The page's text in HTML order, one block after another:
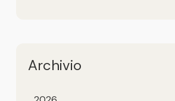
Archivio